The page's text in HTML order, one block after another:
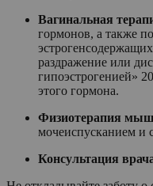
Вагинальная
гормонов, а также
раздражение или
гипоэстрогенией»
этого гормона.
Физиотерапия
мочеиспусканием
Консультация